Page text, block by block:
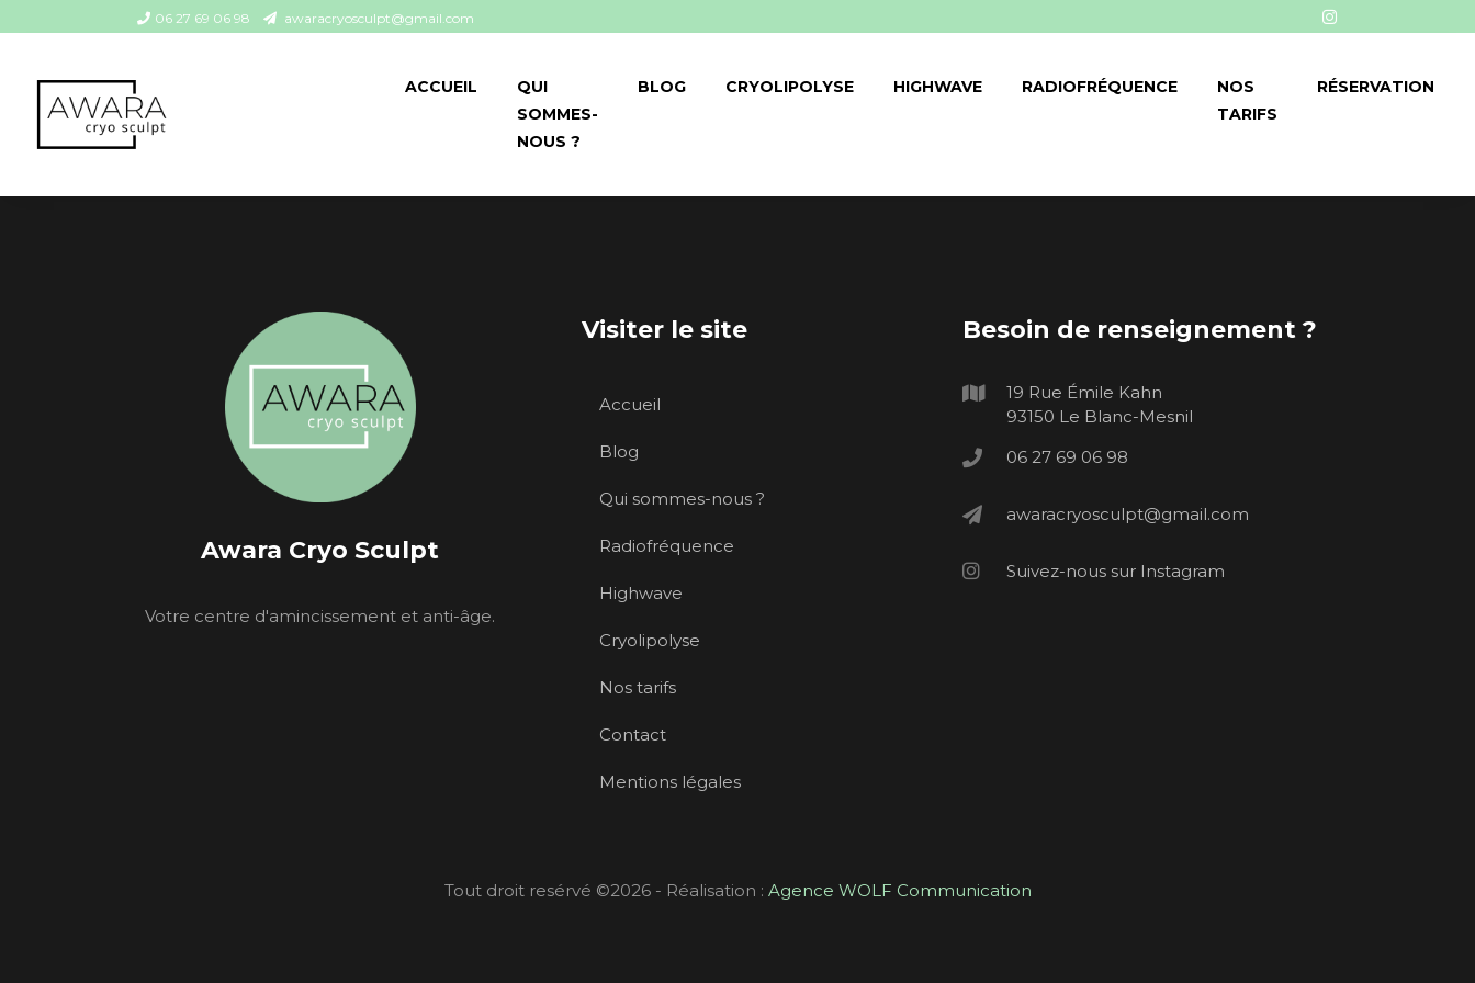
06 27 69 06 98 awaracryosculpt@gmail.com
ACCUEIL
QUI
SOMMES-
NOUS ?
BLOG CRYOLIPOLYSE HIGHWAVE RADIOFRÉQUENCE
NOS
TARIFS
RÉSERVATION
Awara Cryo Sculpt
Votre centre d'amincissement et anti-âge.
Visiter le site
Accueil
Blog
Qui sommes-nous ?
Radiofréquence
Highwave
Cryolipolyse
Nos tarifs
Contact
Mentions légales
Besoin de renseignement ?
19 Rue Émile Kahn
93150 Le Blanc-Mesnil
06 27 69 06 98
awaracryosculpt@gmail.com
Suivez-nous sur Instagram
Tout droit resérvé ©2026 - Réalisation : Agence WOLF Communication